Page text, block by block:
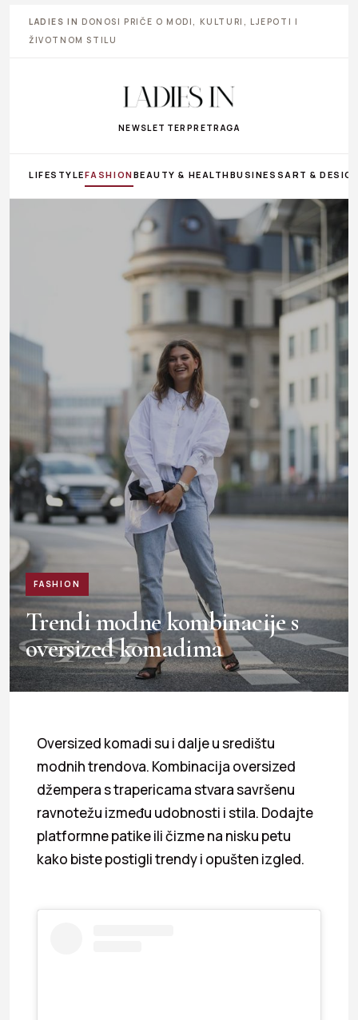
LADIES IN DONOSI PRIČE O MODI, KULTURI, LJEPOTI I
ŽIVOTNOM STILU
NEWSLETTER PRETRAGA
LIFESTYLEFASHIONBEAUTY & HEALTHBUSINESS ART &
FASHION
Trendi modne kombinacije s
oversized komadima
Oversized komadi su i dalje u središtu
modnih trendova. Kombinacija oversized
džempera s trapericama stvara savršenu
ravnotežu između udobnosti i stila. Dodajte
platformne patike ili čizme na nisku petu
kako biste postigli trendy i opušten izgled.